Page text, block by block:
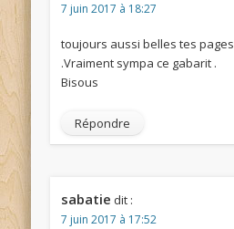
7 juin 2017 à 18:27
toujours aussi belles tes pages
.Vraiment sympa ce gabarit .
Bisous
Répondre
sabatie dit :
7 juin 2017 à 17:52